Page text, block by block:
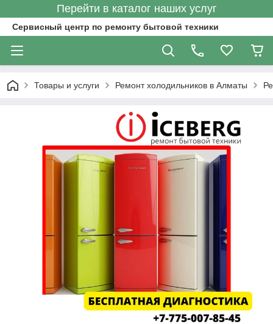
Перейти в каталог наших услуг
Сервисный центр по ремонту бытовой техники
Товары и услуги Ремонт холодильников в Алматы